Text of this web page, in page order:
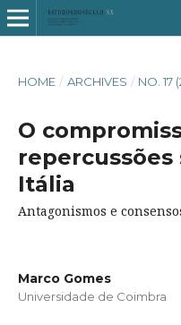
HOME / ARCHIVES / NO. 17
O
Itália
Antagonismos e
Marco Gomes
Universidade de Coimbra